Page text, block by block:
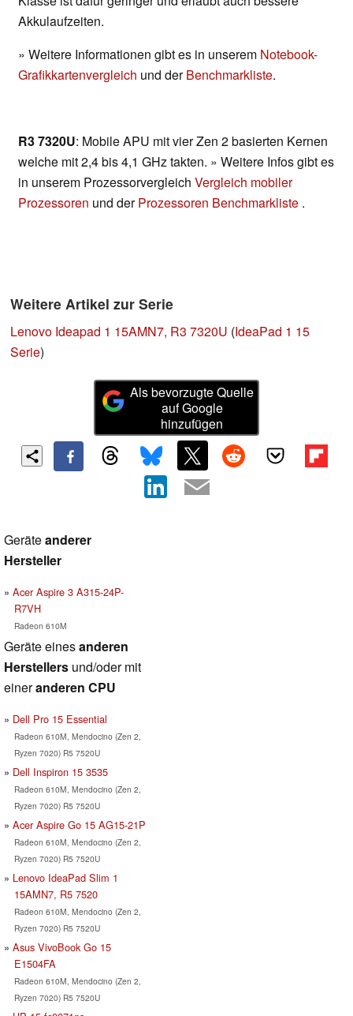
Akkulaufzeiten.
» Weitere Informationen gibt es in unserem Notebook-
Grafikkartenvergleich und derBenchmarkliste.
R3 7320U: Mobile APU mit vier Zen 2 basierten Kernen
welche mit 2,4 bis 4,1 GHz takten. » Weitere Infos gibt es
in unserem Prozessorvergleich Vergleich mobiler
Prozessoren und derProzessoren Benchmarkliste .
Weitere Artikel zur Serie
Lenovo Ideapad 1 15AMN7, R3 7320U (IdeaPad 1 15
Serie)
Als bevorzugte Quelle
auf Google
hinzufügen
Geräteanderer
Hersteller
Acer Aspire 3 A315-24P-
R7VH
Radeon 610M
Geräte einesanderen
Herstellers und/oder mit
eineranderen CPU
Dell Pro 15 Essential
Radeon 610M, Mendocino (Zen 2,
Ryzen 7020) R5 7520U
Dell Inspiron 15 3535
Radeon 610M, Mendocino (Zen 2,
Ryzen 7020) R5 7520U
Acer Aspire Go 15 AG15-21P
Radeon 610M, Mendocino (Zen 2,
Ryzen 7020) R5 7520U
Lenovo IdeaPad Slim 1
15AMN7, R5 7520
Radeon 610M, Mendocino (Zen 2,
Ryzen 7020) R5 7520U
Asus VivoBook Go 15
E1504FA
Radeon 610M, Mendocino (Zen 2,
Ryzen 7020) R5 7520U